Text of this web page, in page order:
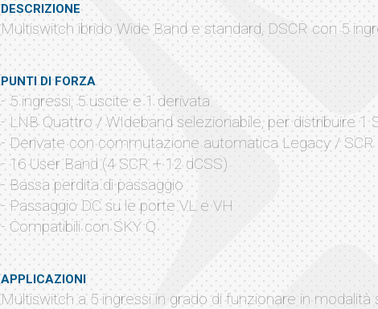
DESCRIZIONE
Multiswitch ibrido Wide Band e standard, DSCR con 5
PUNTI DI FORZA
- 5 ingressi, 5 uscite e 1 derivata
- LNB Quattro / WIdeband selezionabile, per distribuire 1
- Derivate con commutazione automatica Legacy / SCR
- 16 User Band (4 SCR + 12 dCSS)
- Bassa perdita di passaggio
- Passaggio DC su le porte VL e VH
- Compatibili con SKY Q
APPLICAZIONI
Multiswitch a 5 ingressi in grado di funzionare in